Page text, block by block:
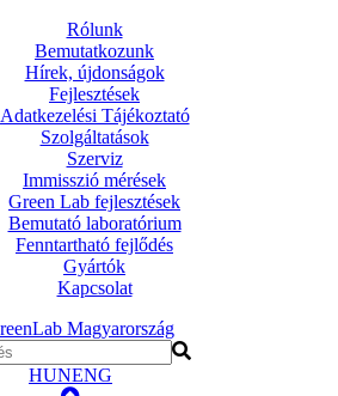
Rólunk
Bemutatkozunk
Hírek, újdonságok
Fejlesztések
Adatkezelési Tájékoztató
Szolgáltatások
Szerviz
Immisszió mérések
Green Lab fejlesztések
Bemutató laboratórium
Fenntartható fejlődés
Gyártók
Kapcsolat
HUNENG